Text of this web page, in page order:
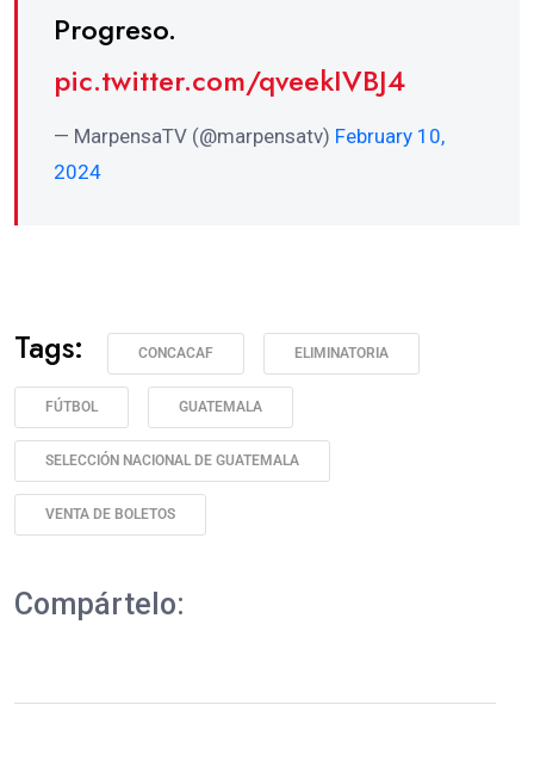
Progreso.
pic.twitter.com/qveekIVBJ4
— MarpensaTV (@marpensatv) February 10,
2024
Tags: CONCACAF ELIMINATORIA
FÚTBOL GUATEMALA
SELECCIÓN NACIONAL DE GUATEMALA
VENTA DE BOLETOS
Compártelo: